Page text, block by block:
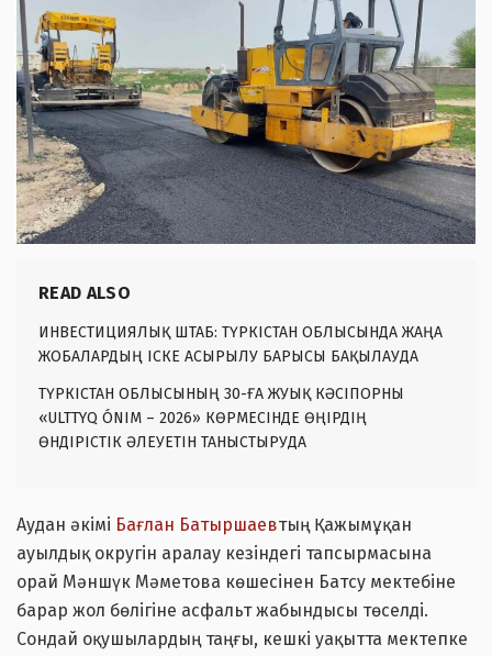
READ ALSO
ИНВЕСТИЦИЯЛЫҚ ШТАБ: ТҮРКІСТАН ОБЛЫСЫНДА ЖАҢА
ЖОБАЛАРДЫҢ ІСКЕ АСЫРЫЛУ БАРЫСЫ БАҚЫЛАУДА
ТҮРКІСТАН ОБЛЫСЫНЫҢ 30-ҒА ЖУЫҚ КӘСІПОРНЫ
«ULTTYQ ÓNIM – 2026» КӨРМЕСІНДЕ ӨҢІРДІҢ
ӨНДІРІСТІК ӘЛЕУЕТІН ТАНЫСТЫРУДА
Аудан әкімі Бағлан Батыршаевтың Қажымұқан
ауылдық округін аралау кезіндегі тапсырмасына
орай Мәншүк Мәметова көшесінен Батсу мектебіне
барар жол бөлігіне асфальт жабындысы төселді.
Сондай оқушылардың таңғы, кешкі уақытта мектепке